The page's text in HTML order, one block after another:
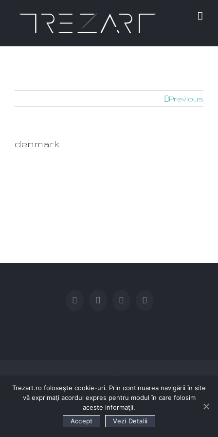
Previous
denmark
© Copyright 2016 SC TREZART SRL | Toate drepturile rezervate
0740-046.140 / 0758-067.111 TRIMITE EMAIL
Trezart.ro folosește cookie-uri. Prin continuarea navigării în site
vă exprimaţi acordul expres pentru modul în care folosim
aceste informaţii.
Accept
Vezi Detalii